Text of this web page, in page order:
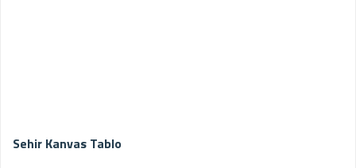
Sehir Kanvas Tablo